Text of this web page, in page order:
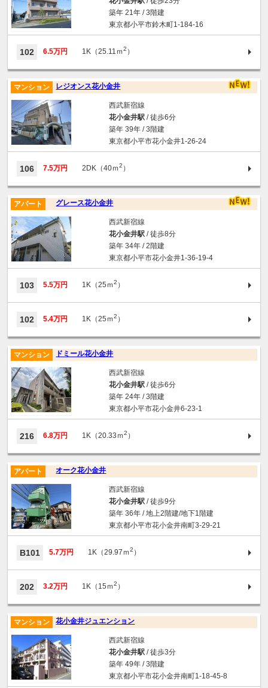
築年 21年 / 3階建
東京都小平市鈴木町1-184-16
102 6.5万円 1K（25.11ｍ2 ）
レジオンス花小金井
マンション
西武新宿線
花小金井駅/ 徒歩6分
築年 39年 / 3階建
東京都小平市花小金井1-26-24
106 7.5万円 2DK（40ｍ2 ）
グレース花小金井
アパート
西武新宿線
花小金井駅/ 徒歩8分
築年 34年 / 2階建
東京都小平市花小金井1-36-19-4
103 5.5万円 1K（25ｍ2 ）
102 5.4万円 1K（25ｍ2 ）
ドミール花小金井
マンション
西武新宿線
花小金井駅/ 徒歩6分
築年 24年 / 3階建
東京都小平市花小金井6-23-1
216 6.8万円 1K（20.33ｍ2 ）
オーク花小金井
アパート
西武新宿線
花小金井駅/ 徒歩9分
築年 36年 / 地上2階建/地下1階建
東京都小平市花小金井南町3-29-21
B101 5.7万円 1K（29.97ｍ2 ）
202 3.2万円 1K（15ｍ2 ）
花小金井ジュエンション
マンション
西武新宿線
花小金井駅/ 徒歩3分
築年 49年 / 3階建
東京都小平市花小金井南町1-18-45-8